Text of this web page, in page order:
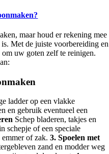
maar houd er rekening mee
Met de juiste voorbereiding en
uw goten zelf te reinigen.
ladder op een vlakke
en gebruik eventueel een
Schep bladeren, takjes en
schepje of een speciale
emmer of zak.3. Spoelen met
zand en modder weg